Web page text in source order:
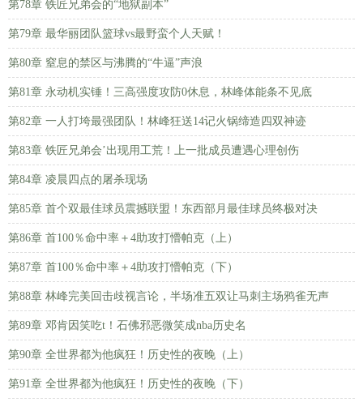
第78章 铁匠兄弟会的“地狱副本”
第79章 最华丽团队篮球vs最野蛮个人天赋！
第80章 窒息的禁区与沸腾的“牛逼”声浪
第81章 永动机实锤！三高强度攻防0休息，林峰体能条不见底
第82章 一人打垮最强团队！林峰狂送14记火锅缔造四双神迹
第83章 铁匠兄弟会’出现用工荒！上一批成员遭遇心理创伤
第84章 凌晨四点的屠杀现场
第85章 首个双最佳球员震撼联盟！东西部月最佳球员终极对决
第86章 首100％命中率＋4助攻打懵帕克（上）
第87章 首100％命中率＋4助攻打懵帕克（下）
第88章 林峰完美回击歧视言论，半场准五双让马刺主场鸦雀无声
第89章 邓肯因笑吃t！石佛邪恶微笑成nba历史名
第90章 全世界都为他疯狂！历史性的夜晚（上）
第91章 全世界都为他疯狂！历史性的夜晚（下）